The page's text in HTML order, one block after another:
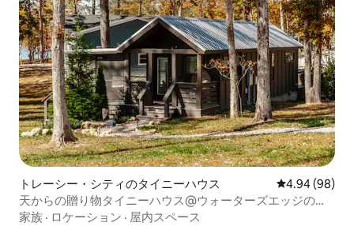
トレーシー・シティのタイニーハウス レビュー98件
4.94 (98)
天からの贈り物タイニーハウス@ウォーターズエッジのリ
トリート
家族 · ロケーション · 屋内スペース